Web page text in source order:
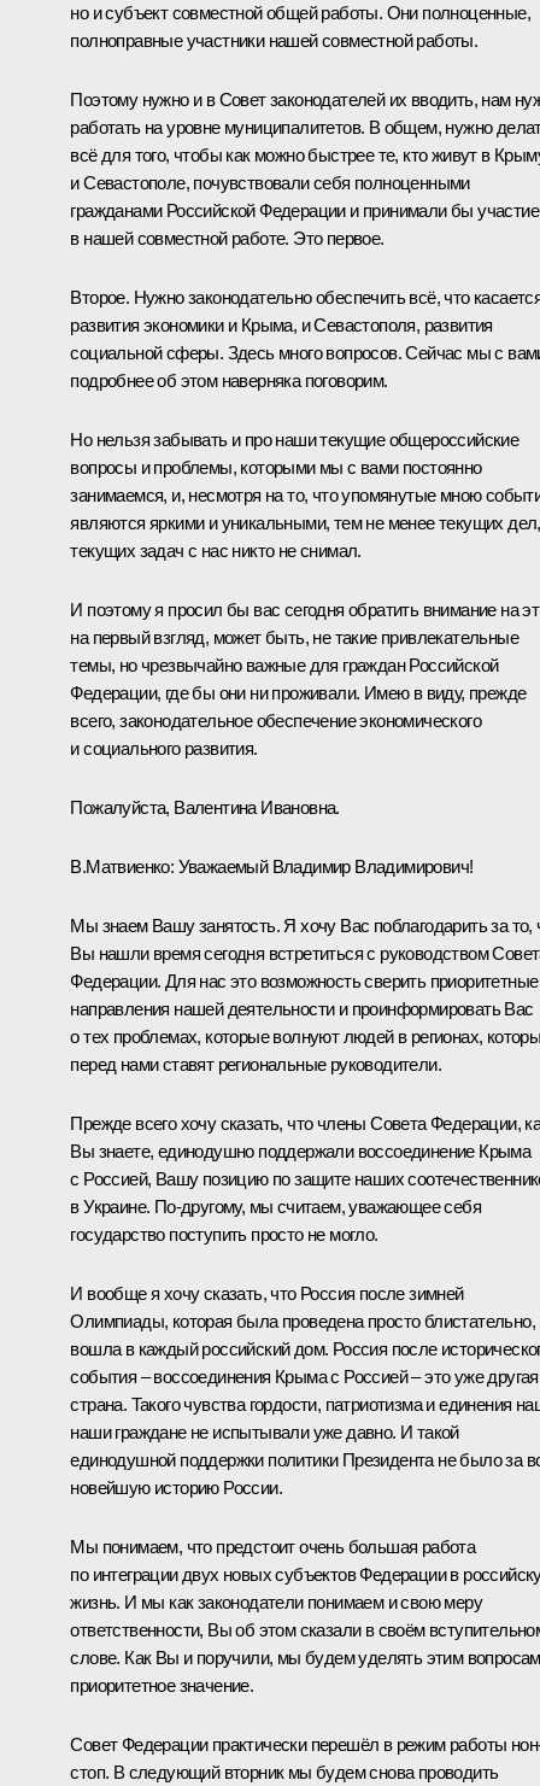
но и субъект совместной общей работы. Они полноценные,
полноправные участники нашей совместной работы.
Поэтому нужно и в Совет законодателей их вводить, нам
работать на уровне муниципалитетов. В общем, нужно
всё для того, чтобы как можно быстрее те, кто живут в
и Севастополе, почувствовали себя полноценными
гражданами Российской Федерации и принимали бы участие
в нашей совместной работе. Это первое.
Второе. Нужно законодательно обеспечить всё, что
развития экономики и Крыма, и Севастополя, развития
социальной сферы. Здесь много вопросов. Сейчас мы с
подробнее об этом наверняка поговорим.
Но нельзя забывать и про наши текущие общероссийские
вопросы и проблемы, которыми мы с вами постоянно
занимаемся, и, несмотря на то, что упомянутые мною
являются яркими и уникальными, тем не менее текущих дел,
текущих задач с нас никто не снимал.
И поэтому я просил бы вас сегодня обратить внимание на
на первый взгляд, может быть, не такие привлекательные
темы, но чрезвычайно важные для граждан Российской
Федерации, где бы они ни проживали. Имею в виду, прежде
всего, законодательное обеспечение экономического
и социального развития.
Пожалуйста, Валентина Ивановна.
В.Матвиенко: Уважаемый Владимир Владимирович!
Мы знаем Вашу занятость. Я хочу Вас поблагодарить за то,
Вы нашли время сегодня встретиться с руководством
Федерации. Для нас это возможность сверить приоритетные
направления нашей деятельности и проинформировать Вас
о тех проблемах, которые волнуют людей в регионах,
перед нами ставят региональные руководители.
Прежде всего хочу сказать, что члены Совета Федерации,
Вы знаете, единодушно поддержали воссоединение Крыма
с Россией, Вашу позицию по защите наших
в Украине. По‑другому, мы считаем, уважающее себя
государство поступить просто не могло.
И вообще я хочу сказать, что Россия после зимней
Олимпиады, которая была проведена просто блистательно,
вошла в каждый российский дом. Россия после
события – воссоединения Крыма с Россией – это уже другая
страна. Такого чувства гордости, патриотизма и единения
наши граждане не испытывали уже давно. И такой
единодушной поддержки политики Президента не было за
новейшую историю России.
Мы понимаем, что предстоит очень большая работа
по интеграции двух новых субъектов Федерации в
жизнь. И мы как законодатели понимаем и свою меру
ответственности, Вы об этом сказали в своём
слове. Как Вы и поручили, мы будем уделять этим вопросам
приоритетное значение.
Совет Федерации практически перешёл в режим работы
стоп. В следующий вторник мы будем снова проводить